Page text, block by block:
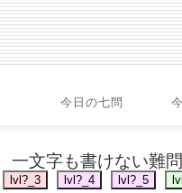
今日の七問
一文字も書けない難